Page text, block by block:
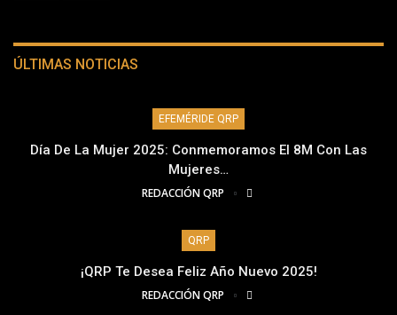
ÚLTIMAS NOTICIAS
EFEMÉRIDE QRP
Día De La Mujer 2025: Conmemoramos El 8M Con Las
Mujeres…
REDACCIÓN QRP
QRP
¡QRP Te Desea Feliz Año Nuevo 2025!
REDACCIÓN QRP